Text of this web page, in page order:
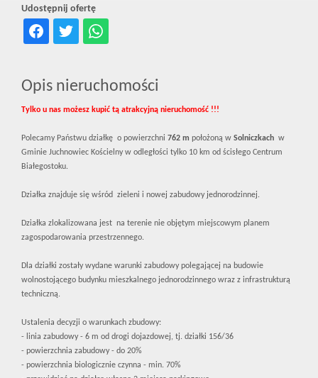
Udostępnij ofertę
Opis nieruchomości
Tylko u nas możesz kupić tą atrakcyjną nieruchomość !!!
Polecamy Państwu działkę o powierzchni 762 m położoną w Solniczkach w
Gminie Juchnowiec Kościelny w odległości tylko 10 km od ścisłego Centrum
Białegostoku.
Działka znajduje się wśród zieleni i nowej zabudowy jednorodzinnej.
Działka zlokalizowana jest na terenie nie objętym miejscowym planem
zagospodarowania przestrzennego.
Dla działki zostały wydane warunki zabudowy polegającej na budowie
wolnostojącego budynku mieszkalnego jednorodzinnego wraz z infrastrukturą
techniczną.
Ustalenia decyzji o warunkach zbudowy:
- linia zabudowy - 6 m od drogi dojazdowej, tj. działki 156/36
- powierzchnia zabudowy - do 20%
- powierzchnia biologicznie czynna - min. 70%